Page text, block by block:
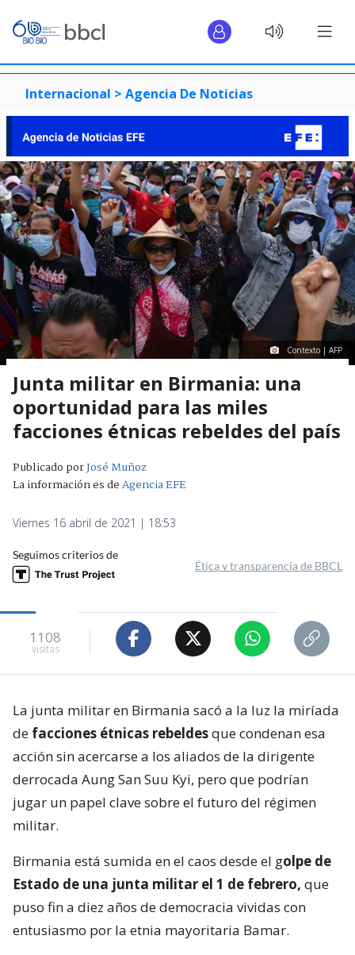
Internacional > Agencia De Noticias
Contexto | AFP
Junta militar en Birmania: una
oportunidad para las miles
facciones étnicas rebeldes del país
Publicado porJosé Muñoz
La información es deAgencia EFE
Viernes 16 abril de 2021 | 18:53
Seguimos criterios de
Ética y transparencia de BBCL
1108
visitas
La junta militar en Birmania sacó a la luz la miríada
de facciones étnicas rebeldesque condenan esa
acción sin acercarse a los aliados de la dirigente
derrocada Aung San Suu Kyi, pero que podrían
jugar un papel clave sobre el futuro del régimen
militar.
Birmania está sumida en el caos desde el golpe de
Estado de una junta militar el 1 de febrero, que
puso fin a diez años de democracia vividas con
entusiasmo por la etnia mayoritaria Bamar.